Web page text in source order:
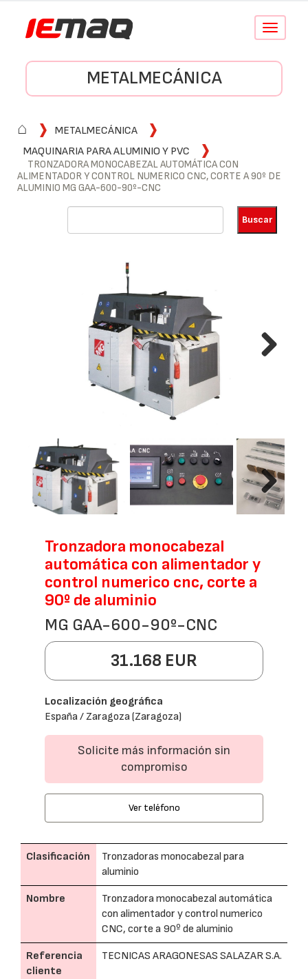
Conmutar
METALMECÁNICA
⌂
METALMECÁNICA
MAQUINARIA PARA ALUMINIO Y PVC
TRONZADORA MONOCABEZAL AUTOMÁTICA CON
ALIMENTADOR Y CONTROL NUMERICO CNC, CORTE A 90º DE
ALUMINIO MG GAA-600-90º-CNC
Next
Tronzadora monocabezal
automática con alimentador y
control numerico cnc, corte a
90º de aluminio
MG GAA-600-90º-CNC
31.168 EUR
Localización geográfica
España / Zaragoza (Zaragoza)
Solicite más información sin
compromiso
Ver teléfono
Clasificación
Tronzadoras monocabezal para
aluminio
Nombre
Tronzadora monocabezal automática
con alimentador y control numerico
CNC, corte a 90º de aluminio
Referencia
cliente
TECNICAS ARAGONESAS SALAZAR S.A.